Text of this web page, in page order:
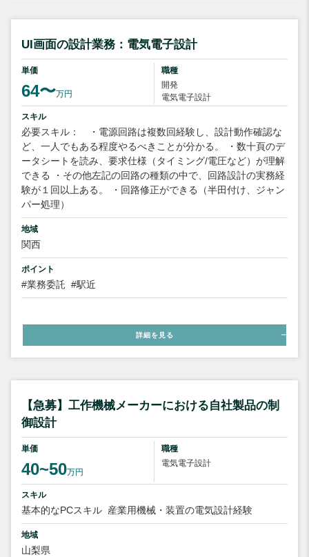
UI画面の設計業務：電気電子設計
単価
64〜万円
職種
開発
電気電子設計
スキル
必要スキル： ・電源回路は複数回経験し、設計動作確認な
ど、一人でもある程度やるべきことが分かる。 ・数十頁のデ
ータシートを読み、要求仕様（タイミング/電圧など）が理解
できる ・その他左記の回路の種類の中で、回路設計の実務経
験が１回以上ある。 ・回路修正ができる（半田付け、ジャン
パー処理）
地域
関西
ポイント
#業務委託 #駅近
詳細を見る
【急募】工作機械メーカーにおける自社製品の制
御設計
単価
40~50万円
職種
電気電子設計
スキル
基本的なPCスキル 産業用機械・装置の電気設計経験
地域
山梨県